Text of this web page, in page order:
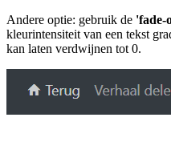
Andere optie: gebruik de 'fade-
kleurintensiteit van een tekst
kan laten verdwijnen tot 0.